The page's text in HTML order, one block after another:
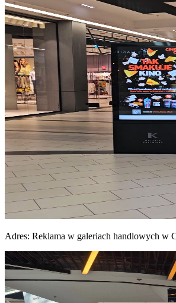
Adres: Reklama w galeriach handlowych w